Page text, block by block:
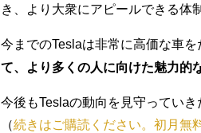
き、より大衆にアピールできる体
今までのTeslaは非常に高価な車を
て、より多くの人に向けた魅力的
今後もTeslaの動向を見守っていき
（続きはご購読ください。初月無